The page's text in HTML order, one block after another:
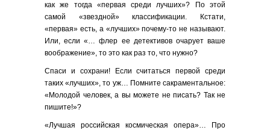
как же тогда «первая среди лучших»? По этой
самой «звездной» классификации. Кстати,
«первая» есть, а «лучших» почему-то не называют.
Или, если «… флер ее детективов очарует ваше
воображение», то это как раз то, что нужно?
Спаси и сохрани! Если считаться первой среди
таких «лучших», то уж… Помните сакраментальное:
«Молодой человек, а вы можете не писать? Так не
пишите!»?
«Лучшая российская космическая опера»… Про